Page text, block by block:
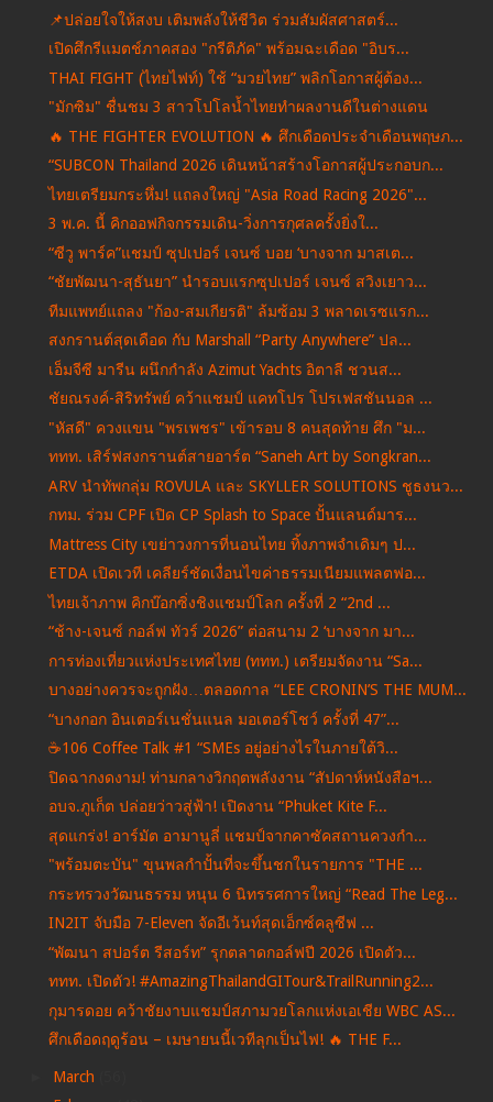
📌ปล่อยใจให้สงบ เติมพลังให้ชีวิต ร่วมสัมผัสศาสตร์...
เปิดศึกรีแมตช์ภาคสอง "กรีติภัค" พร้อมฉะเดือด "อิบร...
THAI FIGHT (ไทยไฟท์) ใช้ “มวยไทย” พลิกโอกาสผู้ต้อง...
"มักซิม" ชื่นชม 3 สาวโปโลน้ำไทยทำผลงานดีในต่างแดน
🔥 THE FIGHTER EVOLUTION 🔥 ศึกเดือดประจำเดือนพฤษภ...
“SUBCON Thailand 2026 เดินหน้าสร้างโอกาสผู้ประกอบก...
ไทยเตรียมกระหึ่ม! แถลงใหญ่ "Asia Road Racing 2026"...
3 พ.ค. นี้ คิกออฟกิจกรรมเดิน-วิ่งการกุศลครั้งยิ่งใ...
“ซีวู พาร์ค”แชมป์ ซุปเปอร์ เจนซ์ บอย ‘บางจาก มาสเต...
“ชัยพัฒนา-สุธันยา” นำรอบแรกซุปเปอร์ เจนซ์ สวิงเยาว...
ทีมแพทย์แถลง "ก้อง-สมเกียรติ" ล้มซ้อม 3 พลาดเรซแรก...
สงกรานต์สุดเดือด กับ Marshall “Party Anywhere” ปล...
เอ็มจีซี มารีน ผนึกกำลัง Azimut Yachts อิตาลี ชวนส...
ชัยณรงค์-สิริทรัพย์ คว้าแชมป์ แคทโปร โปรเฟสชันนอล ...
"หัสดี" ควงแขน "พรเพชร" เข้ารอบ 8 คนสุดท้าย ศึก "ม...
ททท. เสิร์ฟสงกรานต์สายอาร์ต “Saneh Art by Songkran...
ARV นำทัพกลุ่ม ROVULA และ SKYLLER SOLUTIONS ชูธงนว...
กทม. ร่วม CPF เปิด CP Splash to Space ปั้นแลนด์มาร...
Mattress City เขย่าวงการที่นอนไทย ทิ้งภาพจำเดิมๆ ป...
ETDA เปิดเวที เคลียร์ชัดเงื่อนไขค่าธรรมเนียมแพลตฟอ...
ไทยเจ้าภาพ คิกบ๊อกซิ่งชิงแชมป์โลก ครั้งที่ 2 “2nd ...
“ช้าง-เจนซ์ กอล์ฟ ทัวร์ 2026” ต่อสนาม 2 ‘บางจาก มา...
การท่องเที่ยวแห่งประเทศไทย (ททท.) เตรียมจัดงาน “Sa...
บางอย่างควรจะถูกฝัง…ตลอดกาล “LEE CRONIN’S THE MUM...
“บางกอก อินเตอร์เนชั่นแนล มอเตอร์โชว์ ครั้งที่ 47”...
☕️106 Coffee Talk #1 “SMEs อยู่อย่างไรในภายใต้วิ...
ปิดฉากงดงาม! ท่ามกลางวิกฤตพลังงาน “สัปดาห์หนังสือฯ...
อบจ.ภูเก็ต ปล่อยว่าวสู่ฟ้า! เปิดงาน “Phuket Kite F...
สุดแกร่ง! อาร์มัต อามานูลี่ แชมป์จากคาซัคสถานควงกำ...
"พร้อมตะบัน" ขุนพลกำปั้นที่จะขึ้นชกในรายการ "THE ...
กระทรวงวัฒนธรรม หนุน 6 นิทรรศการใหญ่ “Read The Leg...
IN2IT จับมือ 7-Eleven จัดอีเว้นท์สุดเอ็กซ์คลูซีฟ ...
“พัฒนา สปอร์ต รีสอร์ท” รุกตลาดกอล์ฟปี 2026 เปิดตัว...
ททท. เปิดตัว! #AmazingThailandGITour&TrailRunning2...
กุมารดอย คว้าชัยงาบแชมป์สภามวยโลกแห่งเอเชีย WBC AS...
ศึกเดือดฤดูร้อน – เมษายนนี้เวทีลุกเป็นไฟ! 🔥 THE F...
March